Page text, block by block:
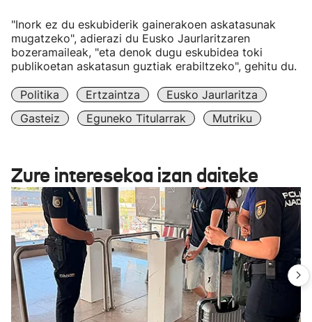
"Inork ez du eskubiderik gainerakoen askatasunak
mugatzeko", adierazi du Eusko Jaurlaritzaren
bozeramaileak, "eta denok dugu eskubidea toki
publikoetan askatasun guztiak erabiltzeko", gehitu du.
Politika Ertzaintza
Eusko Jaurlaritza
Gasteiz
Eguneko Titularrak Mutriku
Zure interesekoa izan daiteke